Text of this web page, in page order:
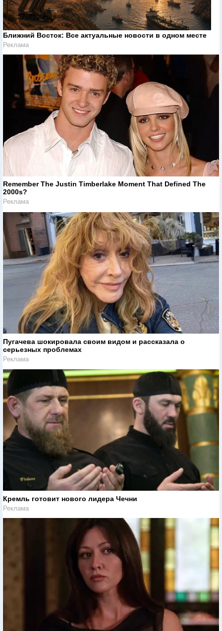
Ближний Восток: Все актуальные новости в одном месте
Реклама
Remember The Justin Timberlake Moment That Defined The
2000s?
Реклама
Пугачева шокировала своим видом и рассказала о
серьезных проблемах
Реклама
Кремль готовит нового лидера Чечни
Реклама